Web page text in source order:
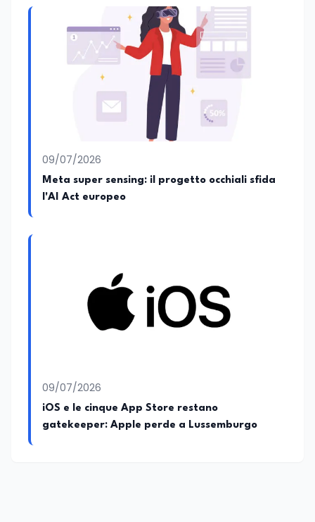
09/07/2026
Meta super sensing: il progetto occhiali sfida
l'AI Act europeo
09/07/2026
iOS e le cinque App Store restano
gatekeeper: Apple perde a Lussemburgo